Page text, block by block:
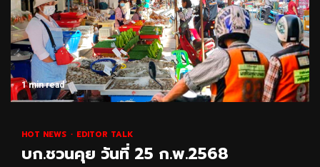
1 min read
HOT NEWS EDITOR TALK
บก.ชวนคุย วันที่ 25 ก.พ.2568